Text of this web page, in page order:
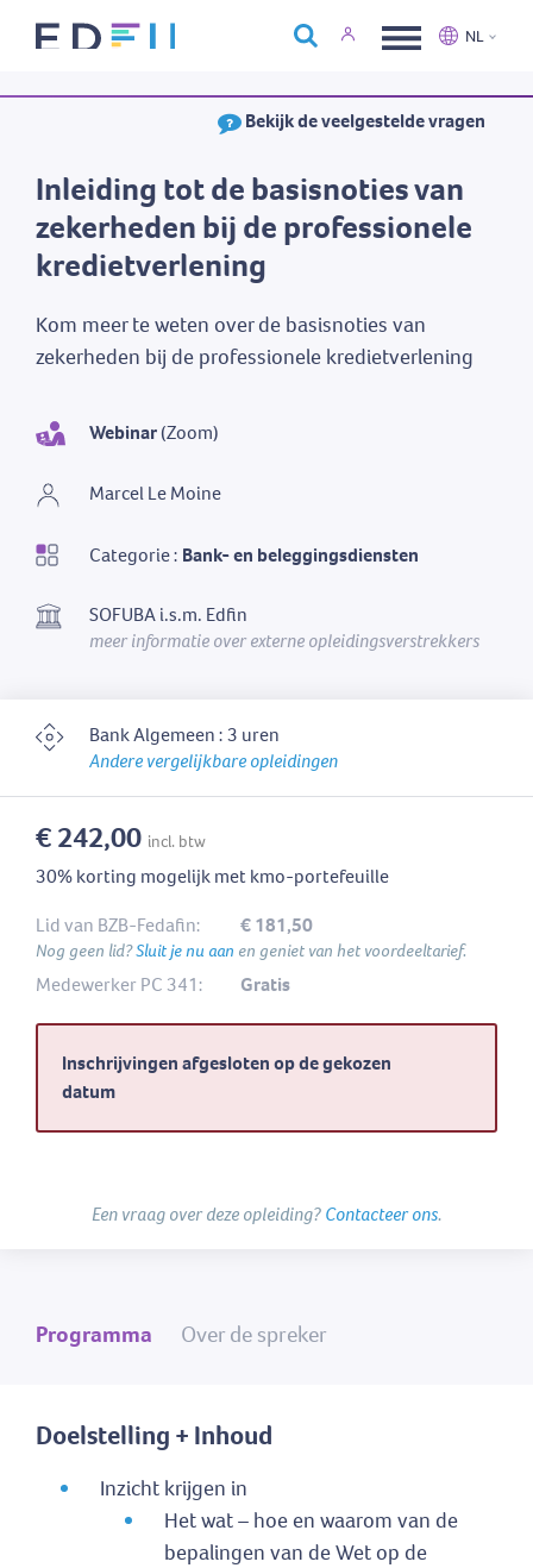
Over Edfin
Kalender
NL
Français
Bekijk de veelgestelde vragen
Webinar(Zoom)
Marcel Le Moine
Categorie : Bank- en beleggingsdiensten
SOFUBA i.s.m. Edfin
meer informatie over externe opleidingsverstrekkers
Inleiding tot de basisnoties van
zekerheden bij de professionele
kredietverlening
Kom meer te weten over de basisnoties van
zekerheden bij de professionele kredietverlening
Bank Algemeen : 3 uren
Andere vergelijkbare opleidingen
€ 242,00 incl. btw
30% korting mogelijk met kmo-portefeuille
Lid van BZB-Fedafin:
€ 181,50
Nog geen lid?Sluit je nu aan en geniet van het voordeeltarief.
Medewerker PC 341: Gratis
Inschrijvingen afgesloten op de gekozen
datum
Een vraag over deze opleiding?Contacteer ons.
Programma Over de spreker
Doelstelling + Inhoud
Inzicht krijgen in
Het wat – hoe en waarom van de
bepalingen van de Wet op de